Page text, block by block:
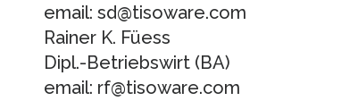
email: sd@tisoware.com
Rainer K. Füess
Dipl.-Betriebswirt (BA)
email: rf@tisoware.com